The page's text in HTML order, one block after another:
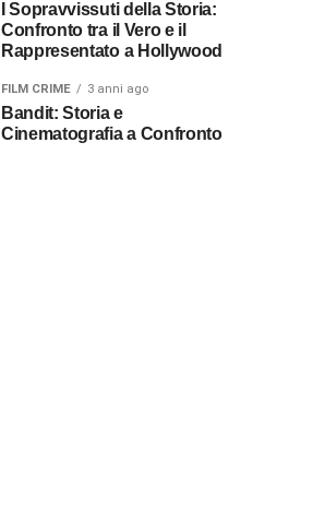
Confronto tra il Vero e il
Rappresentato a Hollywood
FILM CRIME 3 anni ago
Bandit: Storia e
Cinematografia a Confronto